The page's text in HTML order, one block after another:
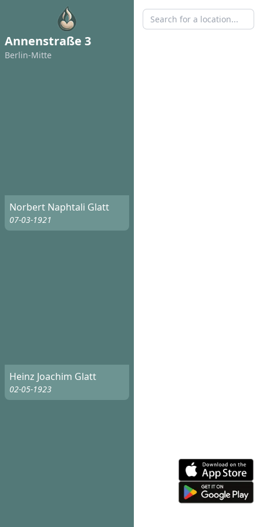
Annenstraße 3
Berlin-Mitte
Norbert Naphtali Glatt
07-03-1921
Heinz Joachim Glatt
02-05-1923